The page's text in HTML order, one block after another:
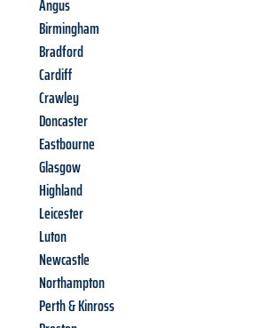
Angus
Birmingham
Bradford
Cardiff
Crawley
Doncaster
Eastbourne
Glasgow
Highland
Leicester
Luton
Newcastle
Northampton
Perth & Kinross